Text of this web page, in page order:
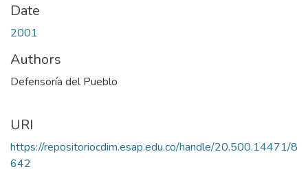
Date
2001
Authors
Defensoría del Pueblo
URI
https://repositoriocdim.esap.edu.co/handle/20.500.14471/8
642